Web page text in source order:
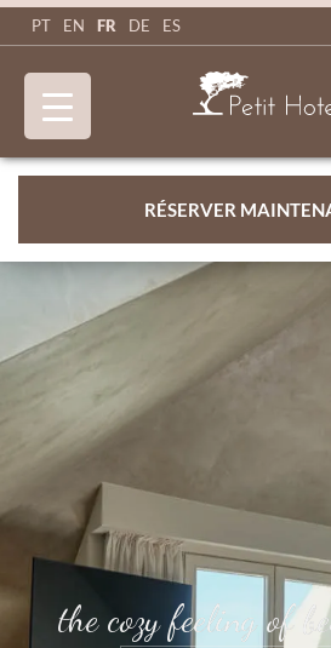
PT EN FR DE ES
RÉSERVER
the cozy feeling of